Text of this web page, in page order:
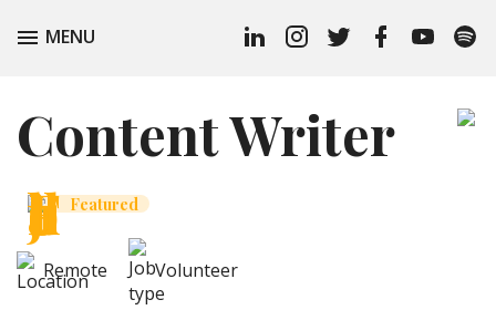
LinkedinInstagramTwitterFacebookYoutube
TOGGLE
MENU
Content Writer
Featured
Remote Volunteer